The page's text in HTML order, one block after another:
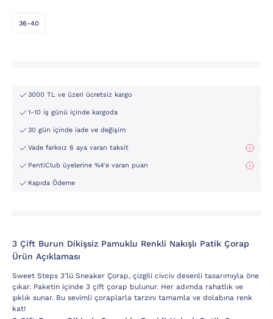
36-40
3000 TL ve üzeri ücretsiz kargo
1-10 iş günü içinde kargoda
30 gün içinde iade ve değişim
Vade farksız 6 aya varan taksit
PentiClub üyelerine %4'e varan puan
Kapıda Ödeme
3 Çift Burun Dikişsiz Pamuklu Renkli Nakışlı Patik Çorap
Ürün Açıklaması
Sweet Steps 3’lü Sneaker Çorap, çizgili civciv desenli tasarımıyla öne
çıkar. Paketin içinde 3 çift çorap bulunur. Her adımda rahatlık ve
şıklık sunar. Bu sevimli çoraplarla tarzını tamamla ve dolabına renk
kat!